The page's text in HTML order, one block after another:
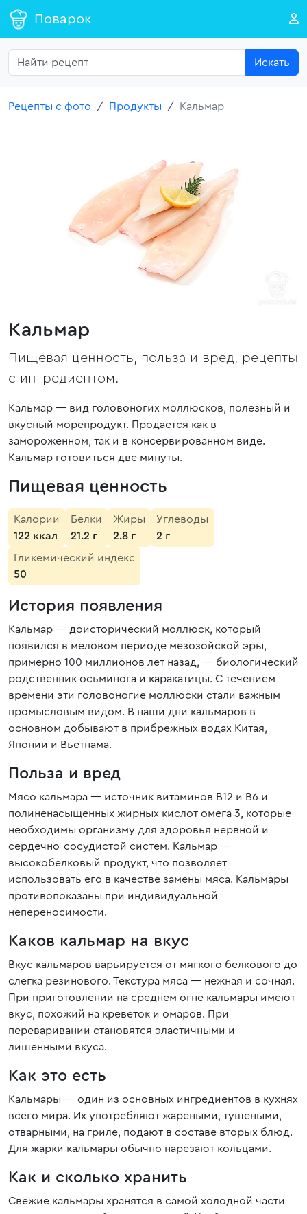
Поварок
Искать
Рецепты с фото Продукты Кальмар
Кальмар
Пищевая ценность, польза и вред, рецепты
с ингредиентом.
Кальмар — вид головоногих моллюсков, полезный и
вкусный морепродукт. Продается как в
замороженном, так и в консервированном виде.
Кальмар готовиться две минуты.
Пищевая ценность
Калории
122 ккал
Белки
21.2 г
Жиры
2.8 г
Углеводы
2 г
Гликемический индекс
50
История появления
Кальмар — доисторический моллюск, который
появился в меловом периоде мезозойской эры,
примерно 100 миллионов лет назад, — биологический
родственник осьминога и каракатицы. С течением
времени эти головоногие моллюски стали важным
промысловым видом. В наши дни кальмаров в
основном добывают в прибрежных водах Китая,
Японии и Вьетнама.
Польза и вред
Мясо кальмара — источник витаминов B12 и B6 и
полиненасыщенных жирных кислот омега 3, которые
необходимы организму для здоровья нервной и
сердечно-сосудистой систем. Кальмар —
высокобелковый продукт, что позволяет
использовать его в качестве замены мяса. Кальмары
противопоказаны при индивидуальной
непереносимости.
Каков кальмар на вкус
Вкус кальмаров варьируется от мягкого белкового до
слегка резинового. Текстура мяса — нежная и сочная.
При приготовлении на среднем огне кальмары имеют
вкус, похожий на креветок и омаров. При
переваривании становятся эластичными и
лишенными вкуса.
Как это есть
Кальмары — один из основных ингредиентов в кухнях
всего мира. Их употребляют жареными, тушеными,
отварными, на гриле, подают в составе вторых блюд.
Для жарки кальмары обычно нарезают кольцами.
Как и сколько хранить
Свежие кальмары хранятся в самой холодной части